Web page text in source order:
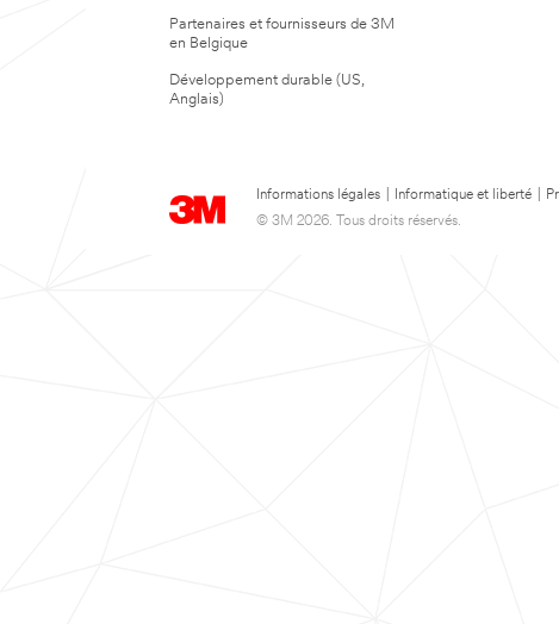
Partenaires et fournisseurs de 3M
en Belgique
Développement durable (US,
Anglais)
Informations légales Informatique et liberté
© 3M 2026. Tous droits réservés.